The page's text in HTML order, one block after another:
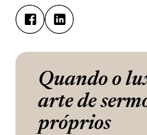
Quando o
arte de
próprios